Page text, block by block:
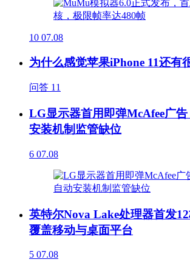
10 07.08
为什么感觉苹果iPhone 11还有
问答 11
LG显示器首用即弹McAfee广
安装机制监管缺位
6 07.08
英特尔Nova Lake处理器首发12
覆盖移动与桌面平台
5 07.08